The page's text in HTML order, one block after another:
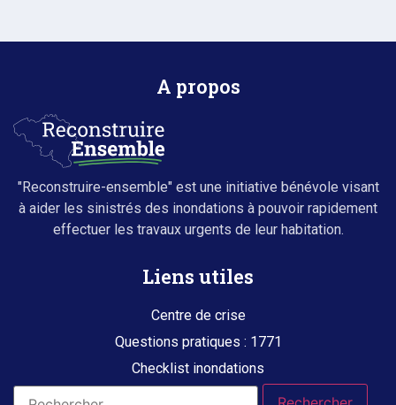
A propos
"Reconstruire-ensemble" est une initiative bénévole visant
à aider les sinistrés des inondations à pouvoir rapidement
effectuer les travaux urgents de leur habitation.
Liens utiles
Centre de crise
Questions pratiques : 1771
Checklist inondations